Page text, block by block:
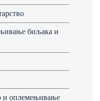
биљaка и
и оплемењивање